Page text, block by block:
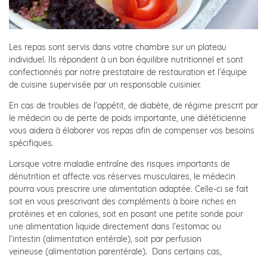
Les repas sont servis dans votre chambre sur un plateau
individuel. Ils répondent à un bon équilibre nutritionnel et sont
confectionnés par notre prestataire de restauration et l’équipe
de cuisine supervisée par un responsable cuisinier.
En cas de troubles de l’appétit, de diabète, de régime prescrit par
le médecin ou de perte de poids importante, une diététicienne
vous aidera à élaborer vos repas afin de compenser vos besoins
spécifiques.
Lorsque votre maladie entraîne des risques importants de
dénutrition et affecte vos réserves musculaires, le médecin
pourra vous prescrire une alimentation adaptée. Celle-ci se fait
soit en vous prescrivant des compléments à boire riches en
protéines et en calories, soit en posant une petite sonde pour
une alimentation liquide directement dans l’estomac ou
l’intestin (alimentation entérale), soit par perfusion
veineuse (alimentation parentérale). Dans certains cas,